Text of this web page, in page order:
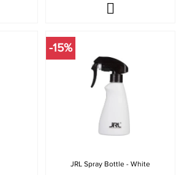
-15%
JRL Spray Bottle - White